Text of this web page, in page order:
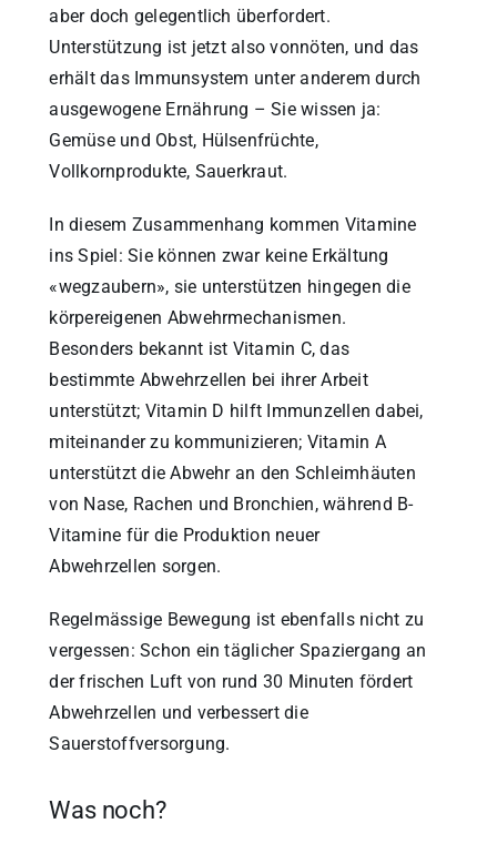
aber doch gelegentlich überfordert.
Unterstützung ist jetzt also vonnöten, und das
erhält das Immunsystem unter anderem durch
ausgewogene Ernährung – Sie wissen ja:
Gemüse und Obst, Hülsenfrüchte,
Vollkornprodukte, Sauerkraut.
In diesem Zusammenhang kommen Vitamine
ins Spiel: Sie können zwar keine Erkältung
«wegzaubern», sie unterstützen hingegen die
körpereigenen Abwehrmechanismen.
Besonders bekannt ist Vitamin C, das
bestimmte Abwehrzellen bei ihrer Arbeit
unterstützt; Vitamin D hilft Immunzellen dabei,
miteinander zu kommunizieren; Vitamin A
unterstützt die Abwehr an den Schleimhäuten
von Nase, Rachen und Bronchien, während B-
Vitamine für die Produktion neuer
Abwehrzellen sorgen.
Regelmässige Bewegung ist ebenfalls nicht zu
vergessen: Schon ein täglicher Spaziergang an
der frischen Luft von rund 30 Minuten fördert
Abwehrzellen und verbessert die
Sauerstoffversorgung.
Was noch?